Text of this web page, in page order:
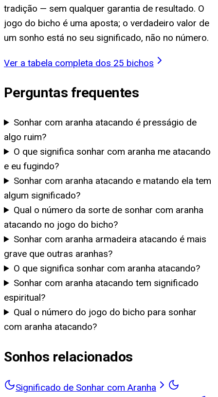
tradição — sem qualquer garantia de resultado. O
jogo do bicho é uma aposta; o verdadeiro valor de
um sonho está no seu significado, não no número.
Ver a tabela completa dos 25 bichos
Perguntas frequentes
Sonhar com aranha atacando é presságio de
algo ruim?
O que significa sonhar com aranha me atacando
e eu fugindo?
Sonhar com aranha atacando e matando ela tem
algum significado?
Qual o número da sorte de sonhar com aranha
atacando no jogo do bicho?
Sonhar com aranha armadeira atacando é mais
grave que outras aranhas?
O que significa sonhar com aranha atacando?
Sonhar com aranha atacando tem significado
espiritual?
Qual o número do jogo do bicho para sonhar
com aranha atacando?
Sonhos relacionados
Significado de Sonhar com Aranha